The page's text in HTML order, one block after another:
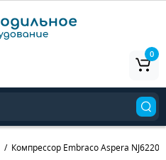
0
Компрессор Embraco Aspera NJ6220Z